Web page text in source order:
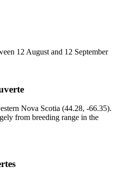
12 August and 12 September
Nova Scotia (44.28, -66.35).
from breeding range in the